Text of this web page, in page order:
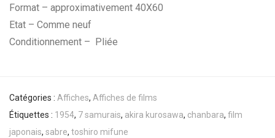
Format – approximativement 40X60
Etat – Comme neuf
Conditionnement – Pliée
Catégories : Affiches, Affiches de films
Étiquettes : 1954, 7 samurais, akira kurosawa, chanbara, film
japonais, sabre, toshiro mifune